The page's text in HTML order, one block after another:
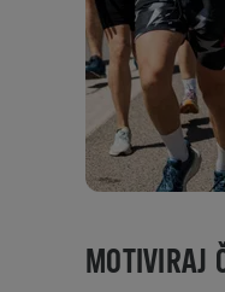
MOTIVIRAJ